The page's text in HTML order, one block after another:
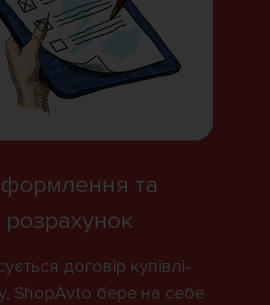
та
розрахунок
договір купівлі-
ShopAvto бере на себе